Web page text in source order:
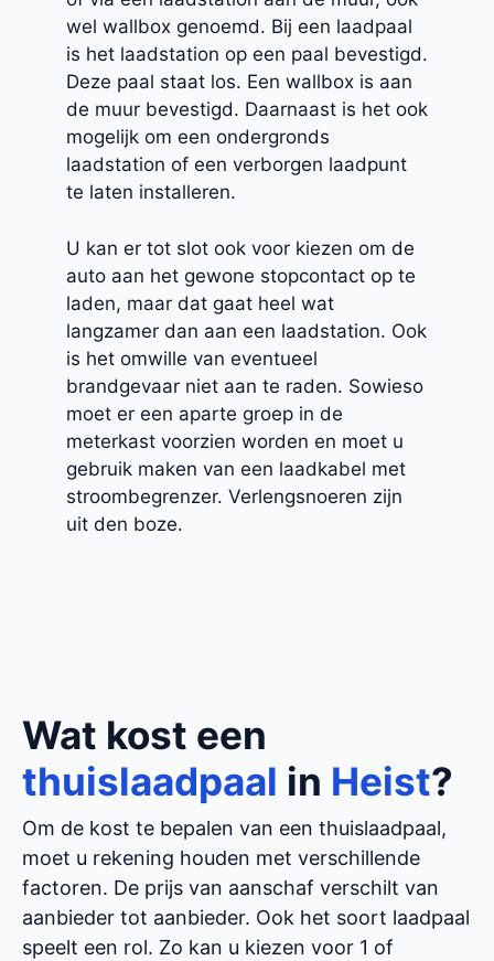
wel wallbox genoemd. Bij een laadpaal
is het laadstation op een paal bevestigd.
Deze paal staat los. Een wallbox is aan
de muur bevestigd. Daarnaast is het ook
mogelijk om een ondergronds
laadstation of een verborgen laadpunt
te laten installeren.
U kan er tot slot ook voor kiezen om de
auto aan het gewone stopcontact op te
laden, maar dat gaat heel wat
langzamer dan aan een laadstation. Ook
is het omwille van eventueel
brandgevaar niet aan te raden. Sowieso
moet er een aparte groep in de
meterkast voorzien worden en moet u
gebruik maken van een laadkabel met
stroombegrenzer. Verlengsnoeren zijn
uit den boze.
Wat kost een
thuislaadpaal in Heist?
Om de kost te bepalen van een thuislaadpaal,
moet u rekening houden met verschillende
factoren. De prijs van aanschaf verschilt van
aanbieder tot aanbieder. Ook het soort laadpaal
speelt een rol. Zo kan u kiezen voor 1 of